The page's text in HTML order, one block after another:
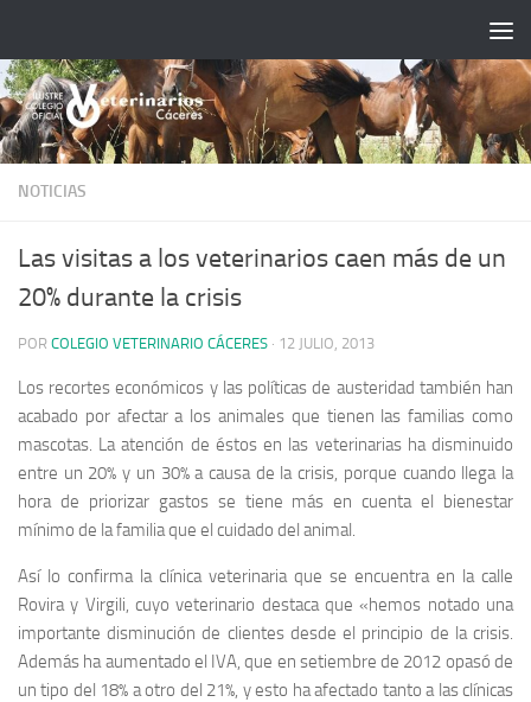
NOTICIAS
Las visitas a los veterinarios caen más de un
20% durante la crisis
POR COLEGIO VETERINARIO CÁCERES · 12 JULIO, 2013
Los recortes económicos y las políticas de austeridad también han
acabado por afectar a los animales que tienen las familias como
mascotas. La atención de éstos en las veterinarias ha disminuido
entre un 20% y un 30% a causa de la crisis, porque cuando llega la
hora de priorizar gastos se tiene más en cuenta el bienestar
mínimo de la familia que el cuidado del animal.
Así lo confirma la clínica veterinaria que se encuentra en la calle
Rovira y Virgili, cuyo veterinario destaca que «hemos notado una
importante disminución de clientes desde el principio de la crisis.
Además ha aumentado el IVA, que en setiembre de 2012 opasó de
un tipo del 18% a otro del 21%, y esto ha afectado tanto a las clínicas